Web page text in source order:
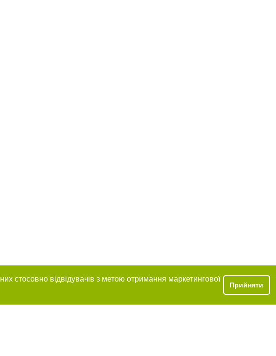
стосовно відвідувачів з метою отримання маркетингової
Прийняти